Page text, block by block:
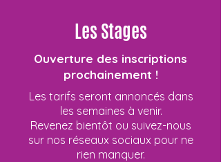
Les Stages
Ouverture des inscriptions
prochainement !
Les tarifs seront annoncés dans
les semaines à venir.
Revenez bientôt ou suivez-nous
sur nos réseaux sociaux pour ne
rien manquer.